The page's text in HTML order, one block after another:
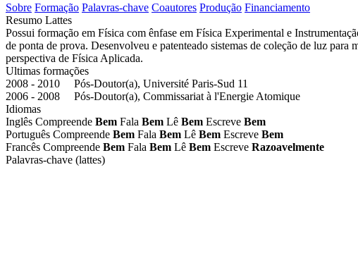
Sobre Formação Palavras-chave Coautores Produção Financiamento
Resumo Lattes
Possui formação em Física com ênfase em Física Experimental e
de ponta de prova. Desenvolveu e patenteado sistemas de coleção de luz
perspectiva de Física Aplicada.
Ultimas formações
2008 - 2010 Pós-Doutor(a), Université Paris-Sud 11
2006 - 2008 Pós-Doutor(a), Commissariat à l'Energie Atomique
Idiomas
Inglês Compreende Bem Fala Bem Lê Bem Escreve Bem
Português Compreende Bem Fala Bem Lê Bem Escreve Bem
Francês Compreende Bem Fala Bem Lê Bem Escreve Razoavelmente
Palavras-chave (lattes)